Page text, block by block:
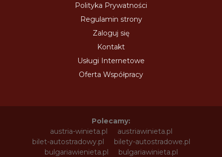
Polityka Prywatności
Regulamin strony
Zaloguj się
Kontakt
Usługi Internetowe
Oferta Współpracy
Polecamy:
austria-winieta.pl
austriawinieta.pl
bilet-autostradowy.pl
bilety-autostradowe.pl
bulgariawienieta.pl
bulgariawinieta.pl